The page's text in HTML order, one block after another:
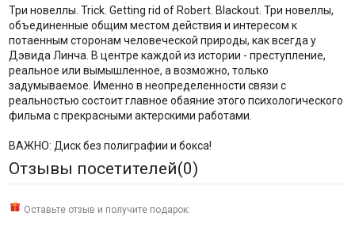
Три новеллы. Trick. Getting rid of Robert. Blackout. Три новеллы,
объединенные общим местом действия и интересом к
потаенным сторонам человеческой природы, как всегда у
Дэвида Линча. В центре каждой из истории - преступление,
реальное или вымышленное, а возможно, только
задумываемое. Именно в неопределенности связи с
реальностью состоит главное обаяние этого психологического
фильма с прекрасными актерскими работами.
ВАЖНО: Диск без полиграфии и бокса!
Отзывы посетителей(0)
Оставьте отзыв и получите подарок: